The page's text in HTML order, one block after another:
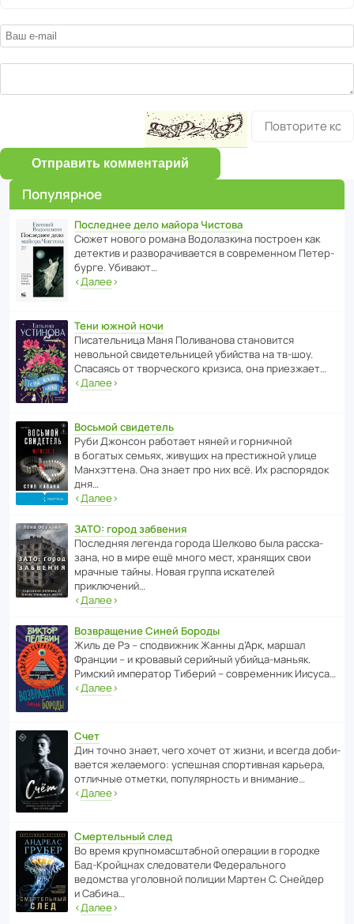
Отправить комментарий
Популярное
Последнее дело майора Чистова
Сюжет нового романа Водо­ла­з­кина пост­роен как
дете­ктив и разво­ра­чи­ва­ется в совре­менном Пете­р­
бурге. Убивают…
‹Далее›
Тени южной ночи
Писа­тель­ница Маня Поли­ва­нова стано­вится
невольной свиде­тель­ницей убийства на тв-шоу.
Спасаясь от твор­че­с­кого кризиса, она приезжает…
‹Далее›
Восьмой свидетель
Руби Джонсон рабо­тает няней и горни­чной
в богатых семьях, живущих на прес­ти­жной улице
Манх­эт­тена. Она знает про них всё. Их распо­рядок
дня…
‹Далее›
ЗАТО: город забвения
После­дняя легенда города Шелково была расска­
зана, но в мире ещё много мест, хранящих свои
мрачные тайны. Новая группа иска­телей
приключений…
‹Далее›
Возвращение Синей Бороды
Жиль де Рэ – спод­ви­жник Жанны д’Арк, маршал
Франции – и кровавый серийный убийца-маньяк.
Римский импе­ратор Тиберий – совре­менник Иисуса…
‹Далее›
Счет
Дин точно знает, чего хочет от жизни, и всегда доби­
ва­ется жела­е­мого: успе­шная спор­ти­вная карьера,
отли­чные отметки, попу­ля­р­ность и внимание…
‹Далее›
Смертельный след
Во время круп­но­мас­ш­та­бной операции в городке
Бад‑Крой­цнах следо­ва­тели Феде­раль­ного
ведомства уголо­вной полиции Мартен С. Снейдер
и Сабина…
‹Далее›